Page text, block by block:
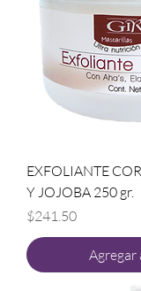
EXFOLIANTE
Y JOJOBA 250 gr.
Precio
$241.50
Agregar